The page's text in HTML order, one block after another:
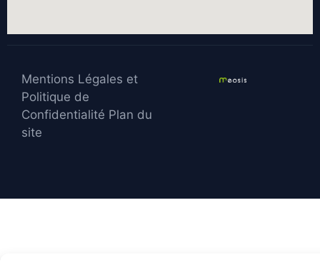
Mentions Légales et
Politique de
Confidentialité Plan du
site